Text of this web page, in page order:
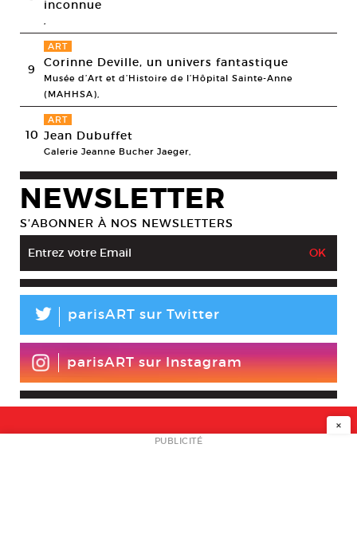
inconnue
9
ART
Corinne Deville, un univers fantastique
Musée d’Art et d’Histoire de l’Hôpital Sainte-Anne
(MAHHSA),
10
ART
Jean Dubuffet
Galerie Jeanne Bucher Jaeger,
NEWSLETTER
S’ABONNER À NOS NEWSLETTERS
L parisART sur Twitter
parisART sur Instagram
NEWSLETTER
×
PUBLICITÉ